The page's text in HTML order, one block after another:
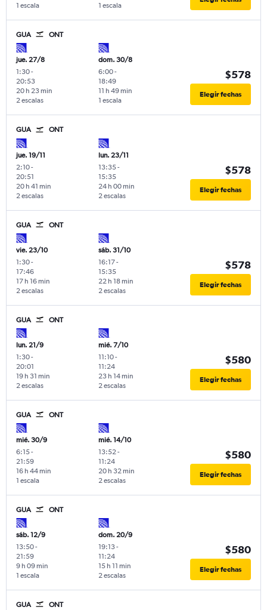
1 escala
1 escala
GUA ONT
jue. 27/8
1:30-
20:53
2 escalas
20 h 23 min
dom. 30/8
6:00-
18:49
1 escala
11 h 49 min
$578
Elegir fechas
GUA ONT
jue. 19/11
2:10-
20:51
2 escalas
20 h 41 min
lun. 23/11
13:35-
15:35
2 escalas
24 h 00 min
$578
Elegir fechas
GUA ONT
vie. 23/10
1:30-
17:46
2 escalas
17 h 16 min
sáb. 31/10
16:17-
15:35
2 escalas
22 h 18 min
$578
Elegir fechas
GUA ONT
lun. 21/9
1:30-
20:01
2 escalas
19 h 31 min
mié. 7/10
11:10-
11:24
2 escalas
23 h 14 min
$580
Elegir fechas
GUA ONT
mié. 30/9
6:15-
21:59
1 escala
16 h 44 min
mié. 14/10
13:52-
11:24
2 escalas
20 h 32 min
$580
Elegir fechas
GUA ONT
sáb. 12/9
13:50-
21:59
1 escala
9 h 09 min
dom. 20/9
19:13-
11:24
2 escalas
15 h 11 min
$580
Elegir fechas
GUA ONT